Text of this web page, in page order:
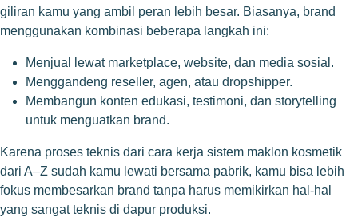
giliran kamu yang ambil peran lebih besar. Biasanya, brand
menggunakan kombinasi beberapa langkah ini:
Menjual lewat marketplace, website, dan media sosial.
Menggandeng reseller, agen, atau dropshipper.
Membangun konten edukasi, testimoni, dan storytelling
untuk menguatkan brand.
Karena proses teknis dari cara kerja sistem maklon kosmetik
dari A–Z sudah kamu lewati bersama pabrik, kamu bisa lebih
fokus membesarkan brand tanpa harus memikirkan hal-hal
yang sangat teknis di dapur produksi.